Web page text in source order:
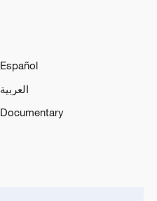
Español
العربية
Documentary